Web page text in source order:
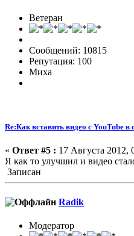
Ветеран
Сообщений: 10815
Репутация: 100
Миха
Re:Как вставить видео с YouTube
« Ответ #5 : 17 Августа 2012,
Я как то улучшил и видео
Записан
Radik
Модератор